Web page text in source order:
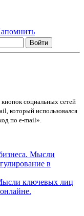
социальных сетей
который использовался
по e-mail».
ключевых лиц